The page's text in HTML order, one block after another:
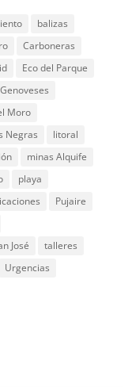
balizas
Carboneras
Eco del Parque
Genoveses
Moro
Negras
litoral
minas Alquife
playa
Pujaire
José
talleres
Urgencias